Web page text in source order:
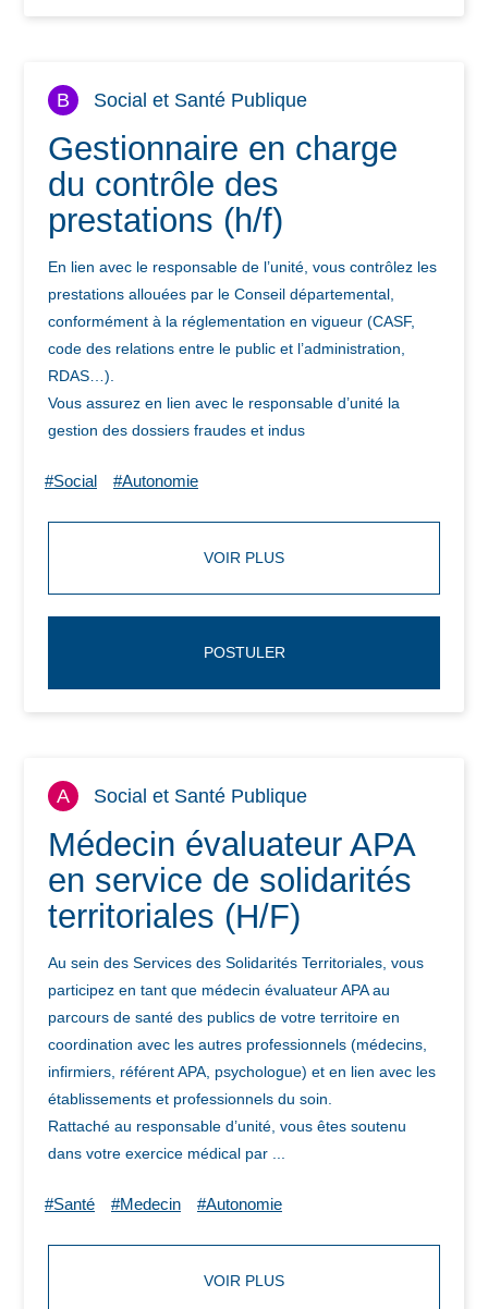
B Social et Santé Publique
Gestionnaire en charge
du contrôle des
prestations (h/f)
En lien avec le responsable de l’unité, vous contrôlez les
prestations allouées par le Conseil départemental,
conformément à la réglementation en vigueur (CASF,
code des relations entre le public et l’administration,
RDAS…).
Vous assurez en lien avec le responsable d’unité la
gestion des dossiers fraudes et indus
#Social #Autonomie
VOIR PLUS
POSTULER
A Social et Santé Publique
Médecin évaluateur APA
en service de solidarités
territoriales (H/F)
Au sein des Services des Solidarités Territoriales, vous
participez en tant que médecin évaluateur APA au
parcours de santé des publics de votre territoire en
coordination avec les autres professionnels (médecins,
infirmiers, référent APA, psychologue) et en lien avec les
établissements et professionnels du soin.
Rattaché au responsable d’unité, vous êtes soutenu
dans votre exercice médical par ...
#Santé #Medecin #Autonomie
VOIR PLUS